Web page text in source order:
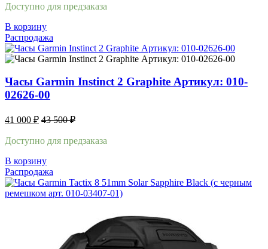
Доступно для предзаказа
В корзину
Распродажа
Часы Garmin Instinct 2 Graphite Артикул: 010-
02626-00
41 000 ₽ 43 500₽
Доступно для предзаказа
В корзину
Распродажа